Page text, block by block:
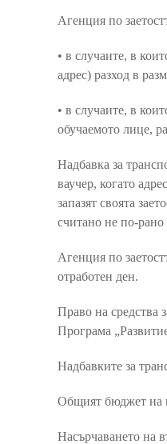
Агенция по
• в случаите, в
адрес) разход в
• в случаите, в
обучаемото лице,
Надбавка за
ваучер, когато
запазят своята
считано не по-рано
Агенция по
отработен ден.
Право на средства
Програма
Надбавките за
Общият бюджет на
Насърчаването на